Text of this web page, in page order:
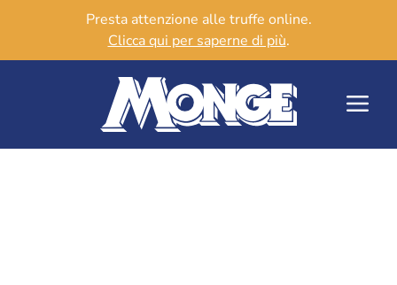
Presta attenzione alle truffe online.
Clicca qui per saperne di più.